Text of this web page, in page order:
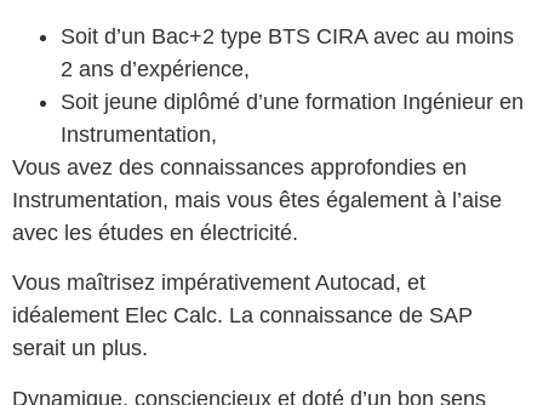
Soit d’un Bac+2 type BTS CIRA avec au moins
2 ans d’expérience,
Soit jeune diplômé d’une formation Ingénieur en
Instrumentation,
Vous avez des connaissances approfondies en
Instrumentation, mais vous êtes également à l’aise
avec les études en électricité.
Vous maîtrisez impérativement Autocad, et
idéalement Elec Calc. La connaissance de SAP
serait un plus.
Dynamique, consciencieux et doté d’un bon sens